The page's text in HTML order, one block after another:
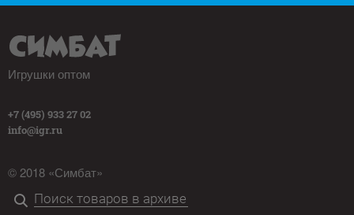
Игрушки оптом
+7 (495) 933 27 02
info@igr.ru
© 2018 «Симбат»